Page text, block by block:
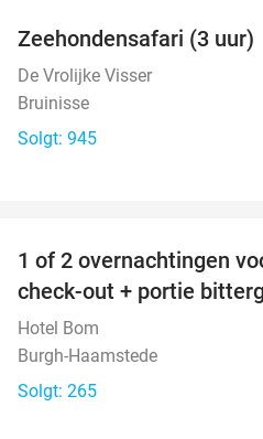
Zeehondensafari (3 uur)
De Vrolijke Visser
Bruinisse
Solgt: 945
1 of 2 overnachtingen
check-out + portie
Hotel Bom
Burgh-Haamstede
Solgt: 265